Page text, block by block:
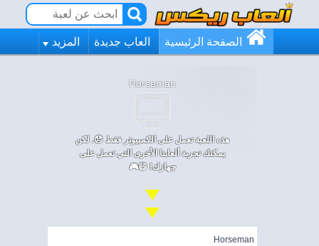
الصفحة الرئيسية العاب جديدة المزيد
Horseman
هذه اللعبة تعمل على الكمبيوتر فقط 😞. لكن
يمكنك تجربة ألعابنا الأخرى التي تعمل على
جهازك! 😄🎮
Horseman